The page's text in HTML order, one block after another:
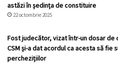
astăzi în ședința de constituire
22 octombrie 2025
Fost judecător, vizat într-un dosar de
CSM și-a dat acordul ca acesta să fie
perchezițiilor